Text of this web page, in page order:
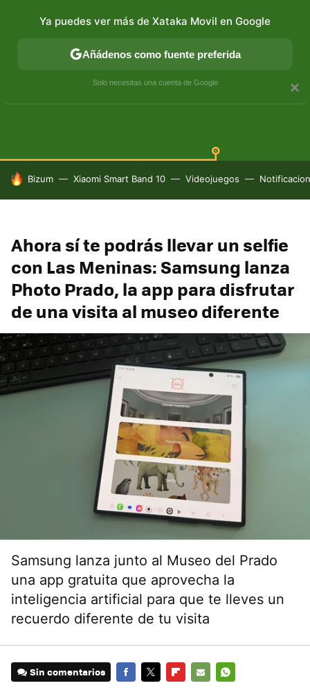
HOY SE HABLA DE
Bizum Xiaomi Smart Band 10 Videojuegos
Ahora sí te podrás llevar un selfie
con Las Meninas: Samsung lanza
Photo Prado, la app para disfrutar
de una visita al museo diferente
Samsung lanza junto al Museo del Prado
una app gratuita que aprovecha la
inteligencia artificial para que te lleves un
recuerdo diferente de tu visita
Sin comentarios
×
Ya puedes ver más de Xataka Movil en Google
Añádenos como fuente preferida
Solo necesitas una cuenta de Google